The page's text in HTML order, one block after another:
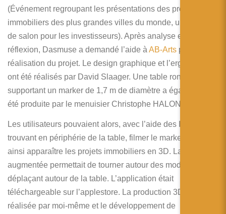
(Événement regroupant les présentations des projets
immobiliers des plus grandes villes du monde, une sorte
de salon pour les investisseurs). Après analyse et
réflexion, Dasmuse a demandé l’aide à AB-Arts pour la
réalisation du projet. Le design graphique et l’ergonomie
ont été réalisés par David Slaager. Une table ronde
supportant un marker de 1,7 m de diamètre a également
été produite par le menuisier Christophe HALON.
Les utilisateurs pouvaient alors, avec l’aide des Ipad se
trouvant en périphérie de la table, filmer le marker et voir
ainsi apparaître les projets immobiliers en 3D. La réalité
augmentée permettait de tourner autour des modèles en se
déplaçant autour de la table. L’application était
téléchargeable sur l’applestore. La production 3D a été
réalisée par moi-même et le développement de